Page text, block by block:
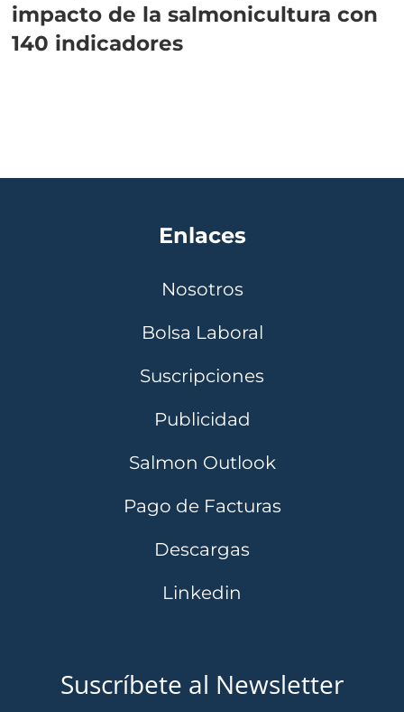
impacto de la salmonicultura con
140 indicadores
Enlaces
Nosotros
Bolsa Laboral
Suscripciones
Publicidad
Salmon Outlook
Pago de Facturas
Descargas
Linkedin
Suscríbete al Newsletter